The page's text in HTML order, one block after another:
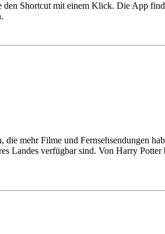
Shortcut mit einem Klick. Die App
mehr Filme und Fernsehsendungen
Landes verfügbar sind. Von Harry